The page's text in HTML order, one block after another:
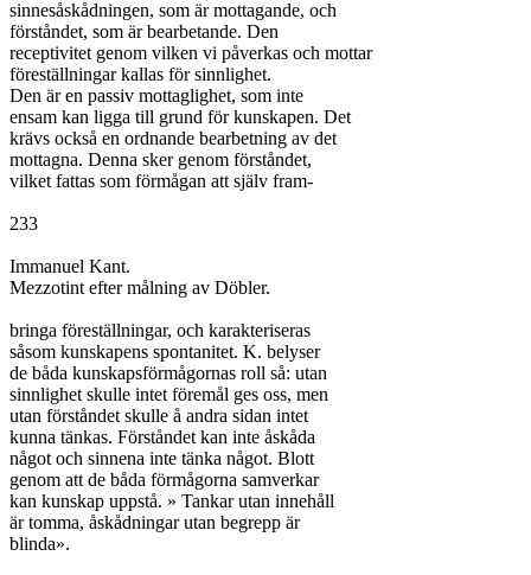
sinnesåskådningen, som är mottagande, och
förståndet, som är bearbetande. Den
receptivitet genom vilken vi påverkas och mottar
föreställningar kallas för sinnlighet.
Den är en passiv mottaglighet, som inte
ensam kan ligga till grund för kunskapen. Det
krävs också en ordnande bearbetning av det
mottagna. Denna sker genom förståndet,
vilket fattas som förmågan att själv fram-
233
Immanuel Kant.
Mezzotint efter målning av Döbler.
bringa föreställningar, och karakteriseras
såsom kunskapens spontanitet. K. belyser
de båda kunskapsförmågornas roll så: utan
sinnlighet skulle intet föremål ges oss, men
utan förståndet skulle å andra sidan intet
kunna tänkas. Förståndet kan inte åskåda
något och sinnena inte tänka något. Blott
genom att de båda förmågorna samverkar
kan kunskap uppstå. » Tankar utan innehåll
är tomma, åskådningar utan begrepp är
blinda».